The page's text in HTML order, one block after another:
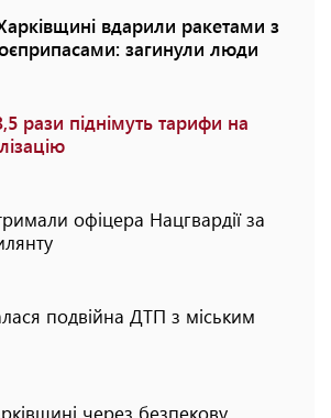
вдарили ракетами з
загинули люди
рази піднімуть тарифи на
офіцера Нацгвардії за
подвійна ДТП з міським
через безпекову